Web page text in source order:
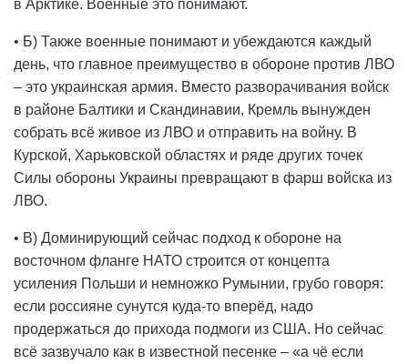
в Арктике. Военные это понимают.
• Б) Также военные понимают и убеждаются каждый
день, что главное преимущество в обороне против ЛВО
– это украинская армия. Вместо разворачивания войск
в районе Балтики и Скандинавии, Кремль вынужден
собрать всё живое из ЛВО и отправить на войну. В
Курской, Харьковской областях и ряде других точек
Силы обороны Украины превращают в фарш войска из
ЛВО.
• В) Доминирующий сейчас подход к обороне на
восточном фланге НАТО строится от концепта
усиления Польши и немножко Румынии, грубо говоря:
если россияне сунутся куда-то вперёд, надо
продержаться до прихода подмоги из США. Но сейчас
всё зазвучало как в известной песенке – «а чё если